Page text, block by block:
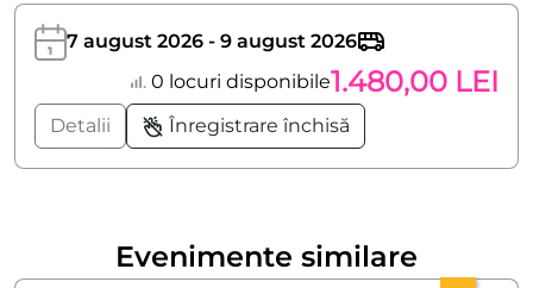
7 august 2026 - 9 august 2026
0 locuri disponibile1.480,00 LEI
Detalii Înregistrare închisă
Evenimente similare